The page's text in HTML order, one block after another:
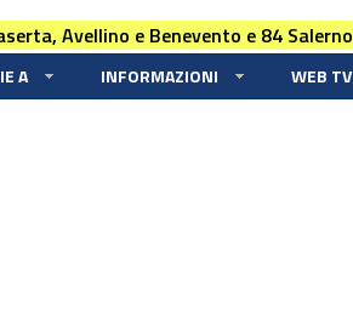
Avellino e Benevento e 84 Salerno
A INFORMAZIONI WEB TV